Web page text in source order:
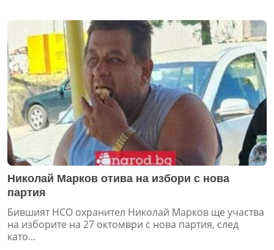
Николай Марков отива на избори с нова
партия
Бившият НСО охранител Николай Марков ще участва
на изборите на 27 октомври с нова партия, след
като...